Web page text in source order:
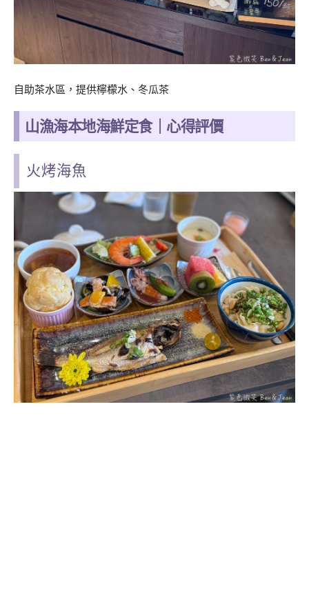
自助茶水區，提供檸檬水、冬瓜茶
山漁海本地海鮮定食｜心得評價
火烤海魚